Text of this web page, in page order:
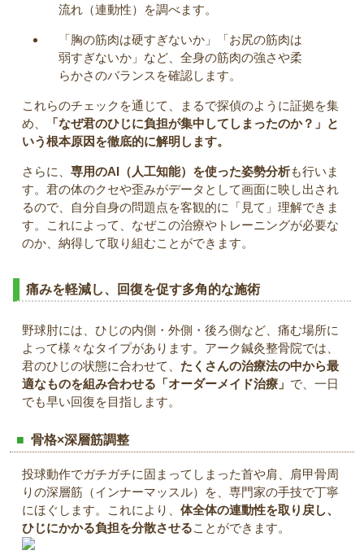
流れ（連動性）を調べます。
「胸の筋肉は硬すぎないか」「お尻の筋肉は
弱すぎないか」など、全身の筋肉の強さや柔
らかさのバランスを確認します。
これらのチェックを通じて、まるで探偵のように証拠を集
め、
「なぜ君のひじに負担が集中してしまったのか？」と
いう根本原因を徹底的に解明します。
さらに、 専用のAI（人工知能）を使った姿勢分析も行いま
す。君の体のクセや歪みがデータとして画面に映し出され
るので、自分自身の問題点を客観的に「見て」理解できま
す。これによって、なぜこの治療やトレーニングが必要な
のか、納得して取り組むことができます。
痛みを軽減し、回復を促す多角的な施術
野球肘には、ひじの内側・外側・後ろ側など、痛む場所に
よって様々なタイプがあります。アーク鍼灸整骨院では、
君のひじの状態に合わせて、 たくさんの治療法の中から最
適なものを組み合わせる「オーダーメイド治療」 で、一日
でも早い回復を目指します。
骨格×深層筋調整
投球動作でガチガチに固まってしまった首や肩、肩甲骨周
りの深層筋（インナーマッスル）を、専門家の手技で丁寧
にほぐします。これにより、 体全体の連動性を取り戻し、
ひじにかかる負担を分散させることができます。